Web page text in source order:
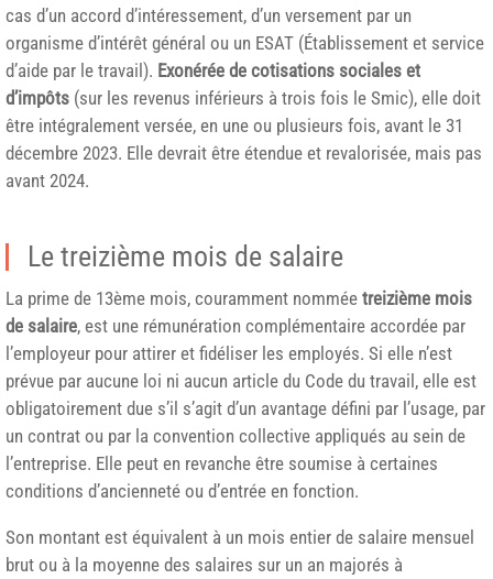
cas d’un accord d’intéressement, d’un versement par un
organisme d’intérêt général ou un ESAT (Établissement et service
d’aide par le travail). Exonérée de cotisations sociales et
d’impôts (sur les revenus inférieurs à trois fois le Smic), elle doit
être intégralement versée, en une ou plusieurs fois, avant le 31
décembre 2023. Elle devrait être étendue et revalorisée, mais pas
avant 2024.
Le treizième mois de salaire
La prime de 13ème mois, couramment nommée treizième mois
de salaire, est une rémunération complémentaire accordée par
l’employeur pour attirer et fidéliser les employés. Si elle n’est
prévue par aucune loi ni aucun article du Code du travail, elle est
obligatoirement due s’il s’agit d’un avantage défini par l’usage, par
un contrat ou par la convention collective appliqués au sein de
l’entreprise. Elle peut en revanche être soumise à certaines
conditions d’ancienneté ou d’entrée en fonction.
Son montant est équivalent à un mois entier de salaire mensuel
brut ou à la moyenne des salaires sur un an majorés à